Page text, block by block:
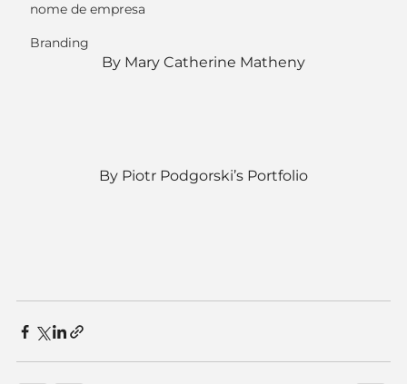
nome de empresa
Branding
By Mary Catherine Matheny
By Piotr Podgorski’s Portfolio